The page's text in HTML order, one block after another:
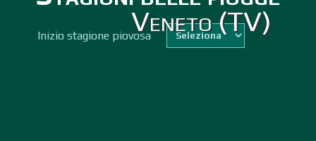
Veneto (TV)
Inizio stagione piovosa